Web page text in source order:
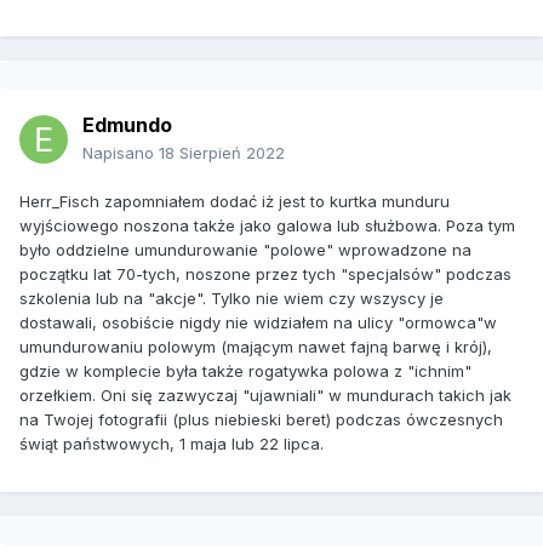
Edmundo
Napisano 18 Sierpień 2022
Herr_Fisch zapomniałem dodać iż jest to kurtka munduru
wyjściowego noszona także jako galowa lub służbowa. Poza tym
było oddzielne umundurowanie "polowe" wprowadzone na
początku lat 70-tych, noszone przez tych "specjalsów" podczas
szkolenia lub na "akcje". Tylko nie wiem czy wszyscy je
dostawali, osobiście nigdy nie widziałem na ulicy "ormowca"w
umundurowaniu polowym (mającym nawet fajną barwę i krój),
gdzie w komplecie była także rogatywka polowa z "ichnim"
orzełkiem. Oni się zazwyczaj "ujawniali" w mundurach takich jak
na Twojej fotografii (plus niebieski beret) podczas ówczesnych
świąt państwowych, 1 maja lub 22 lipca.